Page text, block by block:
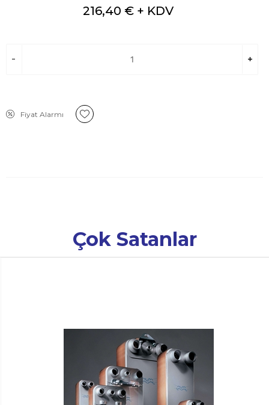
216,40 €+ KDV
Fiyat Alarmı
Çok Satanlar